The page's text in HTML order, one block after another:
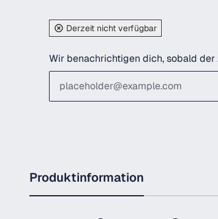
Derzeit nicht verfügbar
Wir benachrichtigen dich, sobald
Produktinformation